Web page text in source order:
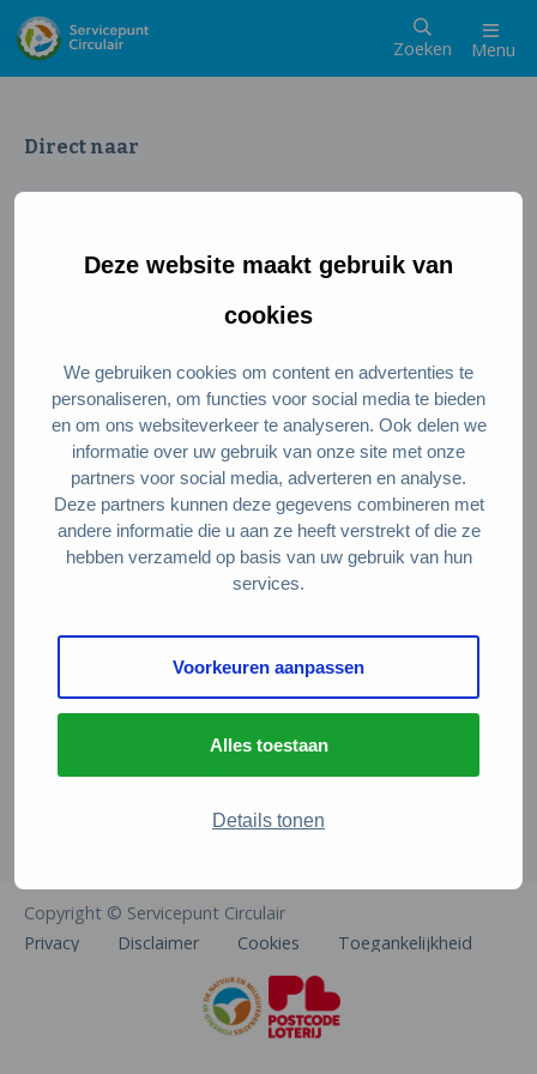
Deze website maakt gebruik van
cookies
We gebruiken cookies om content en advertenties te
personaliseren, om functies voor social media te bieden
en om ons websiteverkeer te analyseren. Ook delen we
informatie over uw gebruik van onze site met onze
partners voor social media, adverteren en analyse.
Deze partners kunnen deze gegevens combineren met
andere informatie die u aan ze heeft verstrekt of die ze
hebben verzameld op basis van uw gebruik van hun
services.
Voorkeuren aanpassen
Alles toestaan
Details tonen
Zoeken Menu
Direct naar
Wat is een circulaire samenleving
Meedoen als ondernemer
Circulaire producten en diensten
Wie zijn wij?
Over ons
Stel je vraag
Servicepunt Team
Veelgestelde vragen
De Natuur en Milieufederaties
Arthur van Schendelstraat 600
info@natuurenmilieufederaties.nl
Copyright © Servicepunt Circulair
Privacy
Disclaimer Cookies Toegankelijkheid